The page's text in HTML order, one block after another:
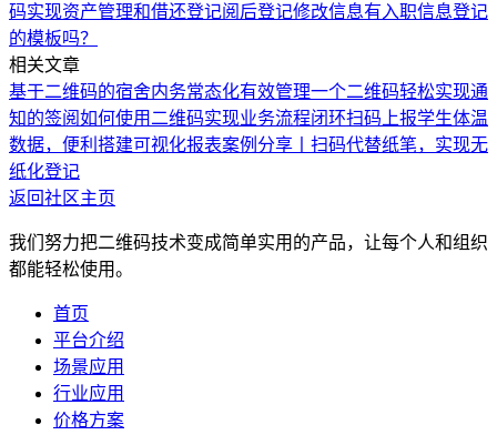
码实现资产管理和借还登记阅后登记修改信息有入职信息登记
的模板吗？
相关文章
基于二维码的宿舍内务常态化有效管理一个二维码轻松实现通
知的签阅如何使用二维码实现业务流程闭环扫码上报学生体温
数据，便利搭建可视化报表案例分享丨扫码代替纸笔，实现无
纸化登记
返回社区主页
我们努力把二维码技术变成简单实用的产品，让每个人和组织
都能轻松使用。
首页
平台介绍
场景应用
行业应用
价格方案